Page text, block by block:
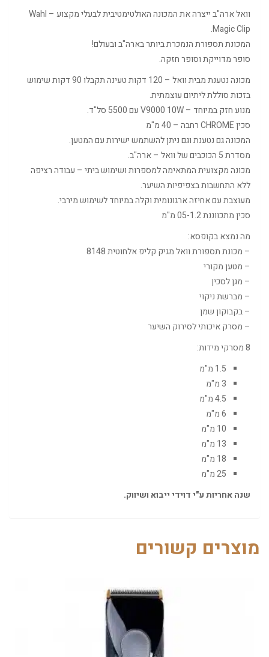
וואל ארה"ב ייצרה את המכונה האולטימטיבית לבעלי מקצוע – Wahl
Magic Clip.
המכונת תספורת הנמכרת ביותר בארה"ב ובעולם!
סופר מדוייקת וסופר חזקה.
מכונה נטענת מבית וואל – 120 דקות טעינה תקבלו 90 דקות שימוש
בזכות סוללת ליתיום עוצמתית.
מנוע חזק במיוחד – V9000 10W עם 5500 סל"ד.
סכין CHROME רחבה – 40 מ"מ
המכונה גם נטענת וגם ניתן להשתמש ישירות עם המטען.
מסדרת 5 הכוכבים של וואל – ארה"ב.
מכונה מקצועית המתאימה למספרות ושימוש ביתי – עבודה רציפה
ללא התחשבות בצפיפיות השיער.
מעוצבת עם אחיזה ארגונומית וקלה במיוחד לשימוש מירבי.
סכין מתכווננת 05-1.2 מ"מ
מה נמצא בקופסא:
– מכונת תספורת וואל מגיק קליפ אלחוטית 8148
– מטען מקורי
– מגן לסכין
– מברשת ניקוי
– בקבוקון שמן
– מסרק איכותי לסירוק השיער
8 מסרקי מידות:
1.5 מ"מ
3 מ"מ
4.5 מ"מ
6 מ"מ
10 מ"מ
13 מ"מ
18 מ"מ
25 מ"מ
שנה אחריות ע"י דוידי ייבוא ושיווק.
מוצרים קשורים